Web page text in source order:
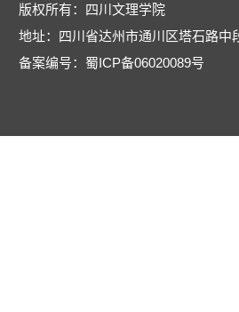
版权所有：四川文理学院
地址：四川省达州市通川区塔石路中
备案编号：蜀ICP备06020089号